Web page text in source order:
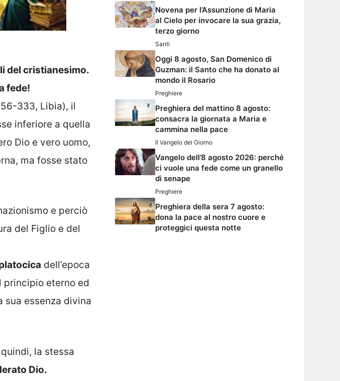
del cristianesimo.
fede!
333, Libia), il
inferiore a quella
Dio e vero uomo,
ma fosse stato
e perciò
del Figlio e del
dell’epoca
principio eterno ed
essenza divina
la stessa
Dio.
Novena per l’Assunzione di Maria
al Cielo per invocare la sua grazia,
terzo giorno
Santi
Oggi 8 agosto, San Domenico di
Guzman: il Santo che ha donato al
mondo il Rosario
Preghiere
Preghiera del mattino 8 agosto:
consacra la giornata a Maria e
cammina nella pace
Il Vangelo del Giorno
Vangelo dell’8 agosto 2026: perché
ci vuole una fede come un granello
di senape
Preghiere
Preghiera della sera 7 agosto:
dona la pace al nostro cuore e
proteggici questa notte